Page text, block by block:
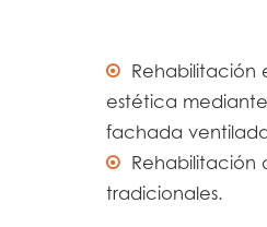
Rehabilitación
estética
fachada ventilada
Rehabilitación
tradicionales.